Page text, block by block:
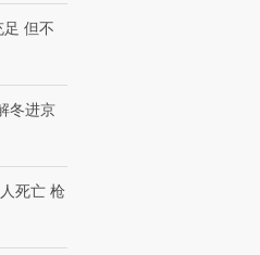
但不
冬进京
死亡 枪